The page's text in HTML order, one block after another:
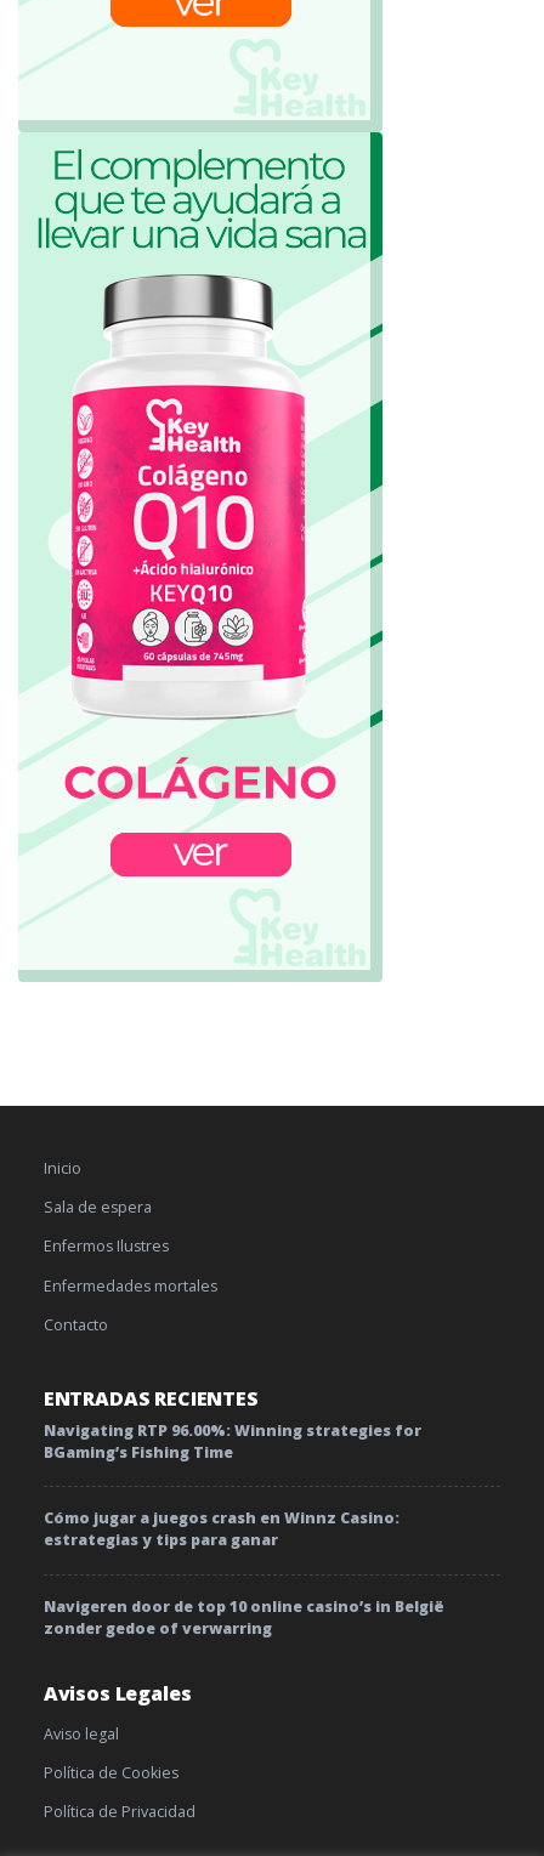
Inicio
Sala de espera
Enfermos Ilustres
Enfermedades mortales
Contacto
ENTRADAS RECIENTES
Navigating RTP 96.00%: Winning strategies for
BGaming’s Fishing Time
Cómo jugar a juegos crash en Winnz Casino:
estrategias y tips para ganar
Navigeren door de top 10 online casino’s in België
zonder gedoe of verwarring
Avisos Legales
Aviso legal
Política de Cookies
Política de Privacidad